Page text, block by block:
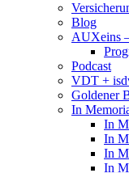
Blog
AUXeins
Podcast
VDT +
Goldener
In
In
In
In
In